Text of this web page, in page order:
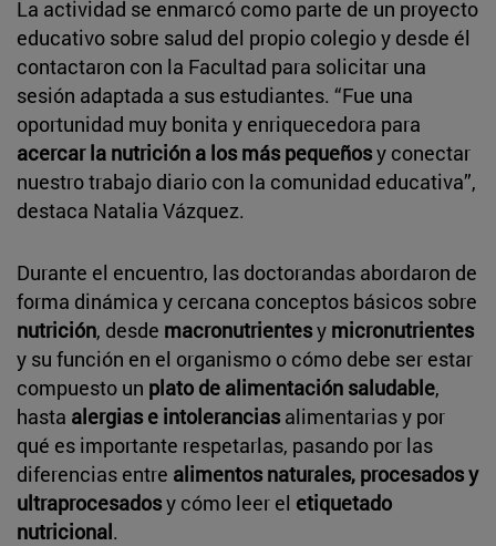
La actividad se enmarcó como parte de un proyecto
educativo sobre salud del propio colegio y desde él
contactaron con la Facultad para solicitar una
sesión adaptada a sus estudiantes. “Fue una
oportunidad muy bonita y enriquecedora para
acercar la nutrición a los más pequeñosy conectar
nuestro trabajo diario con la comunidad educativa”,
destaca Natalia Vázquez.
Durante el encuentro, las doctorandas abordaron de
forma dinámica y cercana conceptos básicos sobre
nutrición, desde macronutrientesy micronutrientes
y su función en el organismo o cómo debe ser estar
compuesto un plato de alimentación saludable,
hasta alergias e intoleranciasalimentarias y por
qué es importante respetarlas, pasando por las
diferencias entre alimentos naturales, procesados y
ultraprocesadosy cómo leer el etiquetado
nutricional.